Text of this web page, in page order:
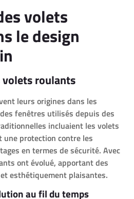
volets
le design
roulants
leurs origines dans les
fenêtres utilisés depuis des
incluaient les volets
protection contre les
en termes de sécurité. Avec
ont évolué, apportant des
esthétiquement plaisantes.
au fil du temps